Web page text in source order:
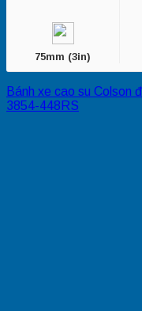
75mm (3in)
Bánh xe cao su
3854-448RS